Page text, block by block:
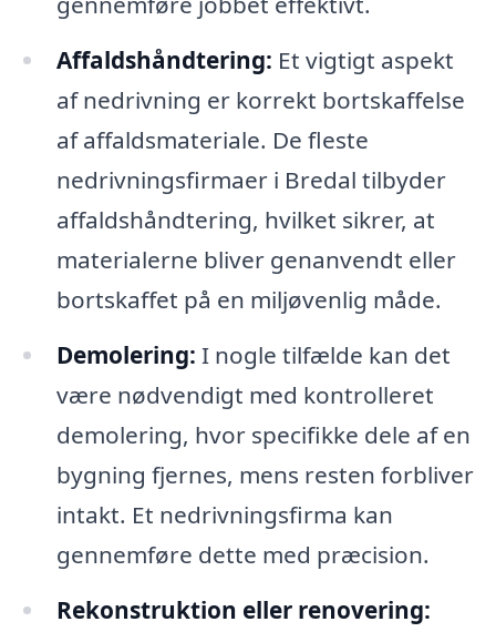
Affaldshåndtering: Et vigtigt aspekt
af nedrivning er korrekt bortskaffelse
af affaldsmateriale. De fleste
nedrivningsfirmaer i Bredal tilbyder
affaldshåndtering, hvilket sikrer, at
materialerne bliver genanvendt eller
bortskaffet på en miljøvenlig måde.
Demolering: I nogle tilfælde kan det
være nødvendigt med kontrolleret
demolering, hvor specifikke dele af en
bygning fjernes, mens resten forbliver
intakt. Et nedrivningsfirma kan
gennemføre dette med præcision.
Rekonstruktion eller renovering: